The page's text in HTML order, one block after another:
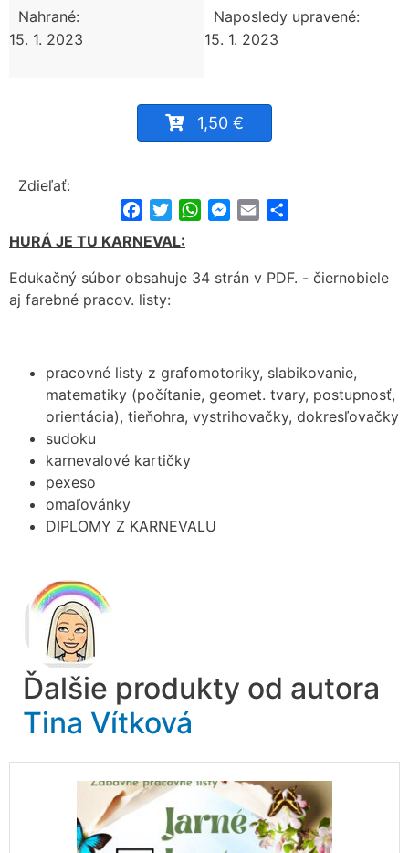
Nahrané:
15. 1. 2023
Naposledy upravené:
15. 1. 2023
1,50 €
Zdieľať:
FacebookTwitterWhatsApp
Messenger
Email
HURÁ JE TU KARNEVAL:
Edukačný súbor obsahuje 34 strán v PDF. - čiernobiele
aj farebné pracov. listy:
pracovné listy z grafomotoriky, slabikovanie,
matematiky (počítanie, geomet. tvary, postupnosť,
orientácia), tieňohra, vystrihovačky, dokresľovačky
sudoku
karnevalové kartičky
pexeso
omaľovánky
DIPLOMY Z KARNEVALU
Ďalšie produkty od autora
Tina Vítková